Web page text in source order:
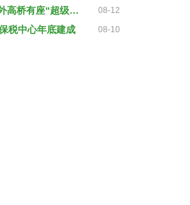
大江奔流 | 外高桥有座“超级金库”，全球最大艺术品保税仓库今年底投入使用 08-12
税中心年底建成 08-10